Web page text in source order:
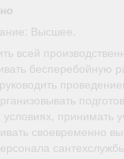
Высшее.
всей
бесперебойную
условиях, принимать
своевременно